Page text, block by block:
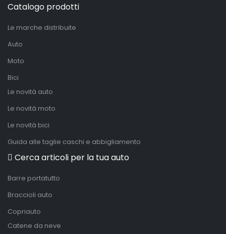
Catalogo prodotti
Le marche distribuite
Auto
Moto
Bici
Le novità auto
Le novità moto
Le novità bici
Guida alle taglie caschi e abbigliamento
Cerca articoli per la tua auto
Barre portatutto
Braccioli auto
Copriauto
Catene da neve